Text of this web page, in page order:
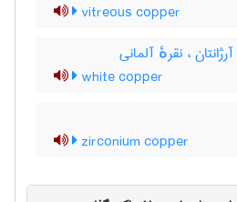
vitreous copper
، نقرهٔ آلمانی
white copper
zirconium copper